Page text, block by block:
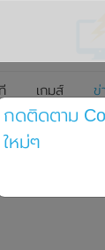
เกมส์ ข่
าไฮเทคตัวแรก
กของ
กดติดตาม
ใหม่ๆ